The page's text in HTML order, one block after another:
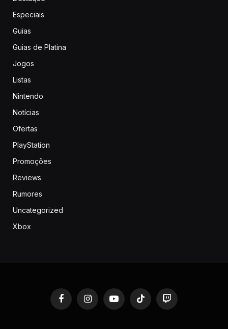
Especiais
Guias
Guias de Platina
Jogos
Listas
Nintendo
Notícias
Ofertas
PlayStation
Promoções
Reviews
Rumores
Uncategorized
Xbox
FacebookInstagramYouTubeTikTok Twitch